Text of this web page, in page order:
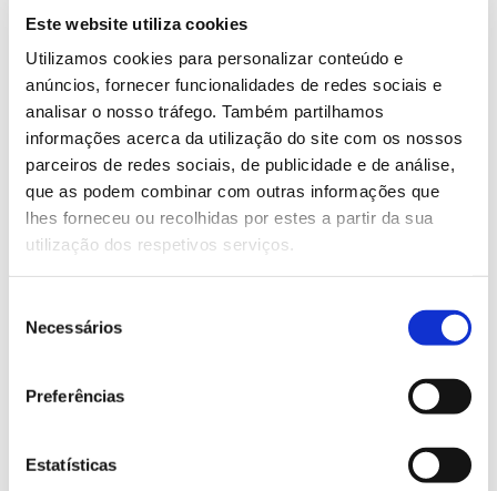
Este website utiliza cookies
Utilizamos cookies para personalizar conteúdo e
anúncios, fornecer funcionalidades de redes sociais e
analisar o nosso tráfego. Também partilhamos
informações acerca da utilização do site com os nossos
parceiros de redes sociais, de publicidade e de análise,
que as podem combinar com outras informações que
lhes forneceu ou recolhidas por estes a partir da sua
utilização dos respetivos serviços.
Necessários
Preferências
Estatísticas
Saber mais
13.07.2026
Genoma do priolo e de outras espécies em risco:
conhecer para conservar
02.07.2026
Registar galhas de Trichi em acácia-das-espigas:
cidadãos chamados a ajudar